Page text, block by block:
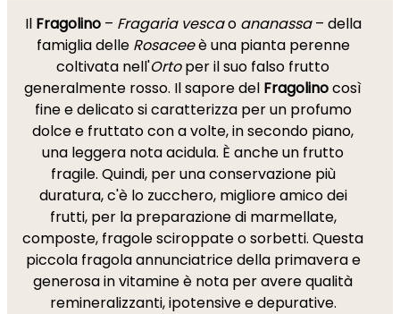
Il Fragolino– Fragaria vescao ananassa– della
famiglia delle Rosaceeè una pianta perenne
coltivata nell'Ortoper il suo falso frutto
generalmente rosso. Il sapore del Fragolinocosì
fine e delicato si caratterizza per un profumo
dolce e fruttato con a volte, in secondo piano,
una leggera nota acidula. È anche un frutto
fragile. Quindi, per una conservazione più
duratura, c'è lo zucchero, migliore amico dei
frutti, per la preparazione di marmellate,
composte, fragole sciroppate o sorbetti. Questa
piccola fragola annunciatrice della primavera e
generosa in vitamine è nota per avere qualità
remineralizzanti, ipotensive e depurative.